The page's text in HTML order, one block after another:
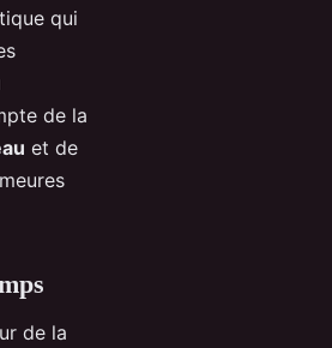
qui
de la
et de
de la